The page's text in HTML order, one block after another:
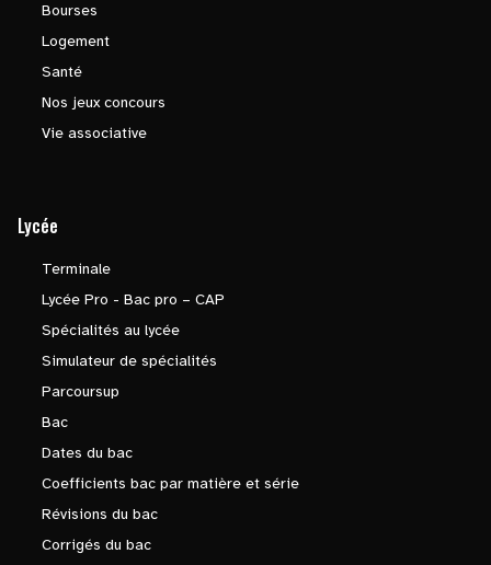
Bourses
Logement
Santé
Nos jeux concours
Vie associative
Lycée
Terminale
Lycée Pro - Bac pro – CAP
Spécialités au lycée
Simulateur de spécialités
Parcoursup
Bac
Dates du bac
Coefficients bac par matière et série
Révisions du bac
Corrigés du bac